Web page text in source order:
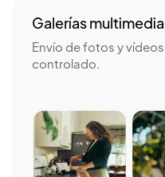
Galerías multimedia
Envío de fotos y
controlado.